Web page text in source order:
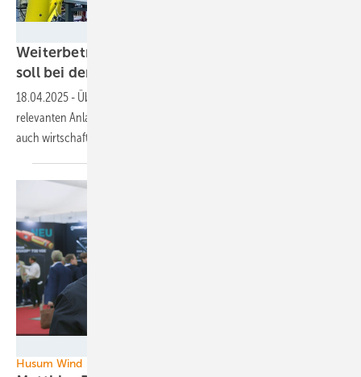
Weiterbetrieb oder Rückbau? Digitales Tool
soll bei der Entscheidung
18.04.2025 - Über einen Digitalen Zwilling fließen sämtliche
relevanten Anlagendaten in das Tool ein und berücksichtigt dabei
auch wirtschaftliche
Husum Wind